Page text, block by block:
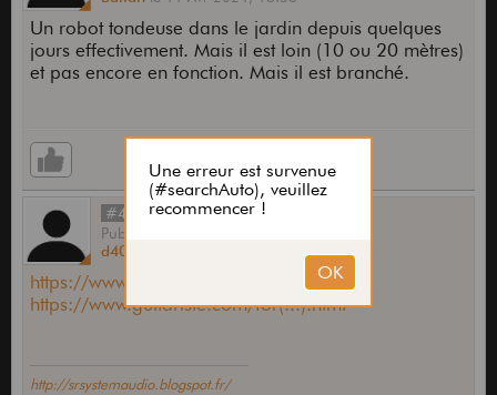
Un robot tondeuse dans le jardin depuis quelques
jours effectivement. Mais il est loin (10 ou 20 mètres)
et pas encore en fonction. Mais il est branché.
#4
Publié
d402
https://www.guitariste.com/for(...).html
https://www.guitariste.com/for(...).html
http://srsystemaudio.blogspot.fr/